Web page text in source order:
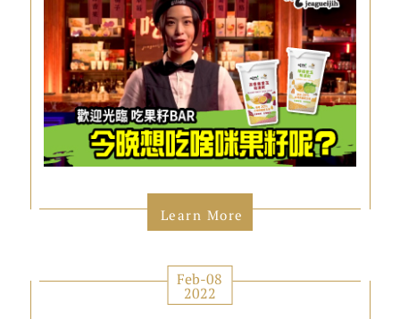
Learn More
Feb-08
2022